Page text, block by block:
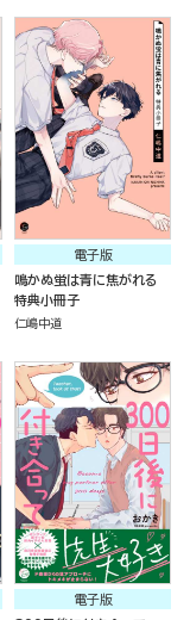
電子版
鳴かぬ蛍は青に焦がれる
特典小冊子
仁嶋中道
電子版